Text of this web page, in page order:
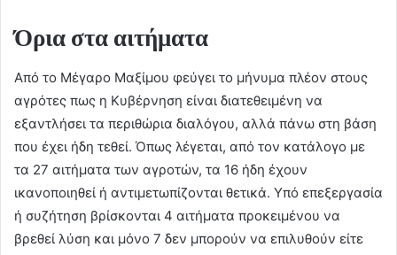
Όρια στα αιτήματα
Από το Μέγαρο Μαξίμου φεύγει το μήνυμα πλέον στους
αγρότες πως η Κυβέρνηση είναι διατεθειμένη να
εξαντλήσει τα περιθώρια διαλόγου, αλλά πάνω στη βάση
που έχει ήδη τεθεί. Όπως λέγεται, από τον κατάλογο με
τα 27 αιτήματα των αγροτών, τα 16 ήδη έχουν
ικανοποιηθεί ή αντιμετωπίζονται θετικά. Υπό επεξεργασία
ή συζήτηση βρίσκονται 4 αιτήματα προκειμένου να
βρεθεί λύση και μόνο 7 δεν μπορούν να επιλυθούν είτε